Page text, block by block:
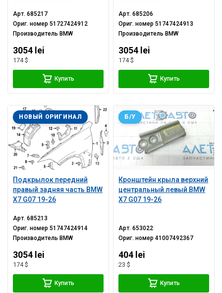
Арт.685217
Ориг. номер51727424912
Производитель BMW
3054 lei
174 $
Купить
Арт.685206
Ориг. номер51747424913
Производитель BMW
3054 lei
174 $
Купить
Подкрылок передний
правый задняя часть BMW
X7 G07 19-26
НОВЫЙ ОРИГИНАЛ
Арт.685213
Ориг. номер51747424914
Производитель BMW
3054 lei
174 $
Купить
Кронштейн крыла верхний
центральный левый BMW
X7 G07 19-26
Б/У
Арт.653022
Ориг. номер41007492367
404 lei
23 $
Купить